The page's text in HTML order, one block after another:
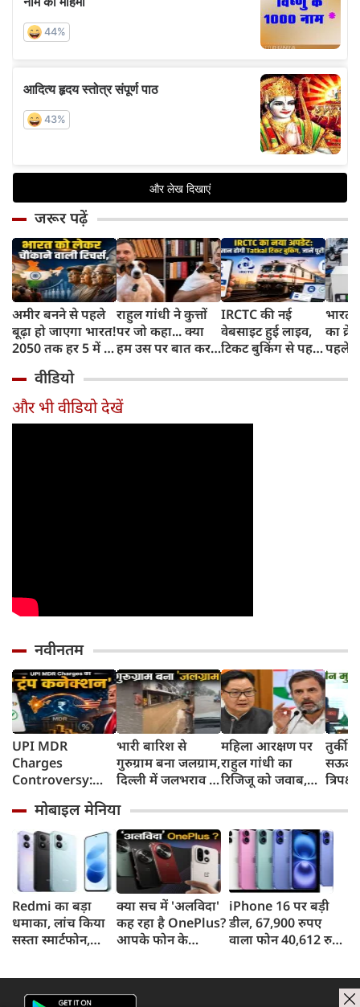
जरूर पढ़ें
अमीर बनने से पहले
बूढ़ा हो जाएगा भारत!
2050 तक हर 5 में 1
साल से ज्यादा उम्र का
राहुल गांधी ने कुत्तों
पर जो कहा... क्या
हम उस पर बात कर
IRCTC की नई
वेबसाइट हुई लाइव,
टिकट बुकिंग से पहले
काम, जानें पूरा
भारत
का
पहले
और
वीडियो
और भी वीडियो देखें
नवीनतम
UPI MDR
Charges
Controversy:
'ट्रंप कनेक्शन' की
क्यों हो रही चर्चा?
भारी बारिश से
गुरुग्राम बना जलग्राम,
दिल्ली में जलभराव से
महिला आरक्षण पर
राहुल गांधी का
रिजिजू को जवाब,
कानून बिना शर्त लागू
करें
तुर्की,
सऊदी
मोबाइल मेनिया
Redmi का बड़ा
धमाका, लांच किया
सस्ता स्मार्टफोन,
क्या सच में 'अलविदा'
कह रहा है OnePlus?
आपके फोन के
iPhone 16 पर बड़ी
डील, 67,900 रुपए
वाला फोन 40,612 रुपए